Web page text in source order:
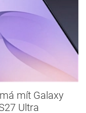
mít Galaxy
Ultra